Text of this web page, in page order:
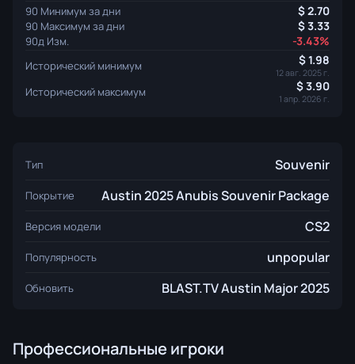
90 Минимум за дни 2.70
90 Максимум за дни 3.33
90д Изм. -3.43%
Исторический минимум 1.98
12 авг. 2025 г.
Исторический максимум 3.90
1 апр. 2026 г.
Тип Souvenir
Покрытие Austin 2025 Anubis Souvenir Package
Версия модели CS2
Популярность unpopular
Обновить BLAST.TV Austin Major 2025
Профессиональные игроки